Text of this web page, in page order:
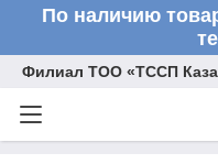
По наличию
Филиал ТОО «ТССП